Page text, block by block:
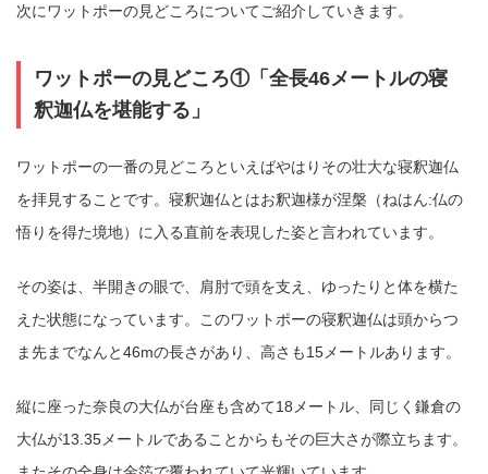
次にワットポーの見どころについてご紹介していきます。
ワットポーの見どころ①「全長46メートルの寝
釈迦仏を堪能する」
ワットポーの一番の見どころといえばやはりその壮大な寝釈迦仏
を拝見することです。寝釈迦仏とはお釈迦様が涅槃（ねはん:仏の
悟りを得た境地）に入る直前を表現した姿と言われています。
その姿は、半開きの眼で、肩肘で頭を支え、ゆったりと体を横た
えた状態になっています。このワットポーの寝釈迦仏は頭からつ
ま先までなんと46mの長さがあり、高さも15メートルあります。
縦に座った奈良の大仏が台座も含めて18メートル、同じく鎌倉の
大仏が13.35メートルであることからもその巨大さが際立ちます。